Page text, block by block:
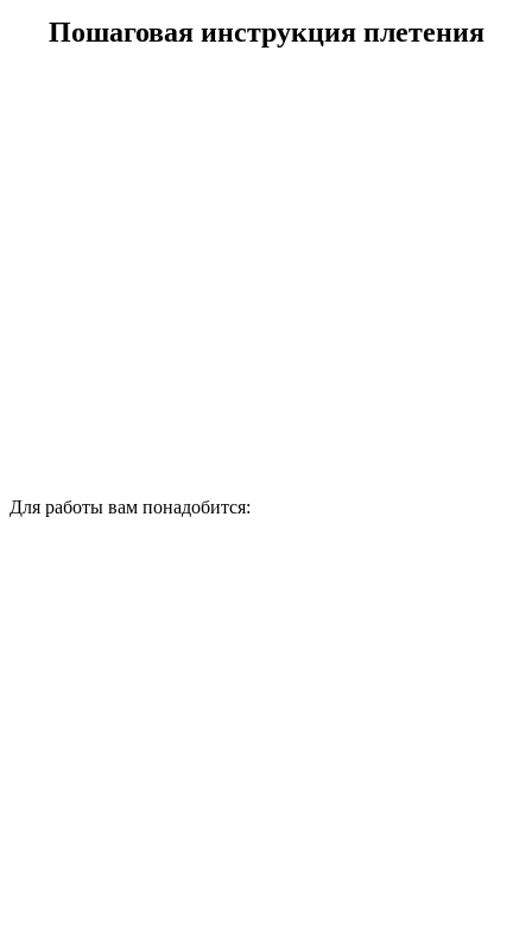
Пошаговая инструкция плетения
Для работы вам понадобится: